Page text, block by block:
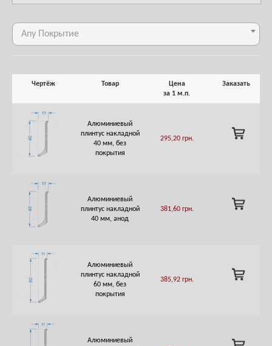
Any Покрытие
Чертёж Товар
Цена
за 1 м.п.
Заказать
Алюминиевый
плинтус накладной
40 мм, без
покрытия
295,20 грн.
ADD
TO
Алюминиевый
плинтус накладной
40 мм, анод
381,60 грн.
ADD
TO
Алюминиевый
плинтус накладной
60 мм, без
покрытия
385,92 грн.
ADD
TO
Алюминиевый
ADD